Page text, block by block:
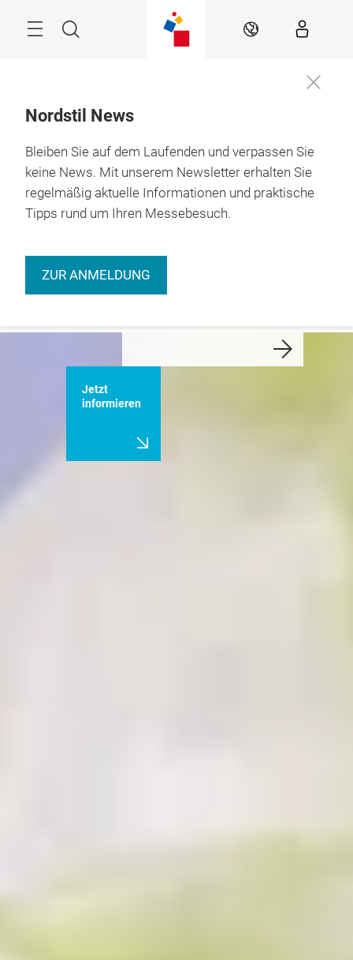
Suche DE
Nordstil News
Bleiben Sie auf dem Laufenden und verpassen Sie
keine News. Mit unserem Newsletter erhalten Sie
regelmäßig aktuelle Informationen und praktische
Tipps rund um Ihren Messebesuch.
ZUR ANMELDUNG
Nordstil Winter
anmelden
9. – 11.01.2027
Hamburg
Jetzt
informieren